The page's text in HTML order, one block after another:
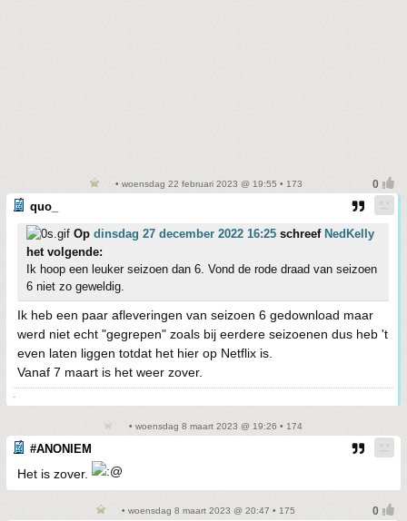
• woensdag 22 februari 2023 @ 19:55 • 173
quo_
Op dinsdag 27 december 2022 16:25 schreef NedKelly
het volgende:
Ik hoop een leuker seizoen dan 6. Vond de rode draad van seizoen
6 niet zo geweldig.
Ik heb een paar afleveringen van seizoen 6 gedownload maar
werd niet echt "gegrepen" zoals bij eerdere seizoenen dus heb 't
even laten liggen totdat het hier op Netflix is.
Vanaf 7 maart is het weer zover.
-
• woensdag 8 maart 2023 @ 19:26 • 174
#ANONIEM
Het is zover.
• woensdag 8 maart 2023 @ 20:47 • 175